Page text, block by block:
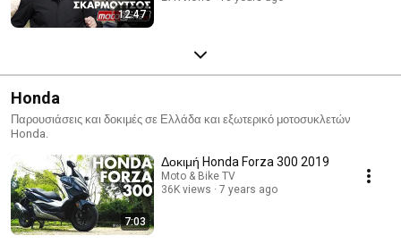
12:47
Honda
Παρουσιάσεις και δοκιμές σε Ελλάδα και εξωτερικό μοτοσυκλετών
Honda.
7:03
Δοκιμή Honda Forza 300 2019
Moto & Bike TV
36K views
7 years ago